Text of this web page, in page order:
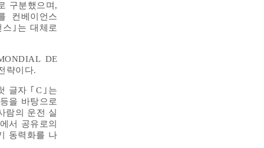
구분했으며,
컨베이언스
스｣는 대체로
DE
략이다.
글자 ｢C｣는
을 바탕으로
람의 운전 실
서 공유로의
동력화를 나